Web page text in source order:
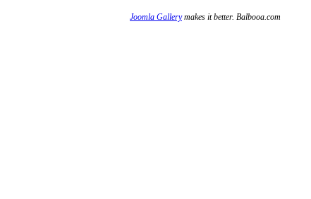
Joomla Gallerymakes it better. Balbooa.com